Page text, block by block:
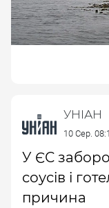
УНІАН
10 Сер.
У ЄС
соусів і
причина